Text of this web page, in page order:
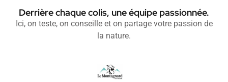
Derrière chaque colis, une équipe passionnée.
Ici, on teste, on conseille et on partage votre passion de
la nature.